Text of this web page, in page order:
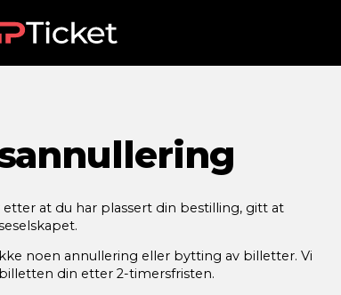
at du har plassert din bestilling, gitt at
noen annullering eller bytting av billetter. Vi
din etter 2-timersfristen.